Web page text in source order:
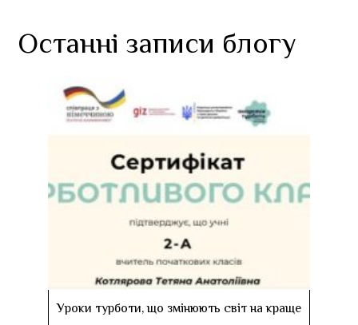
Останні записи блогу
Уроки турботи, що змінюють світ на краще